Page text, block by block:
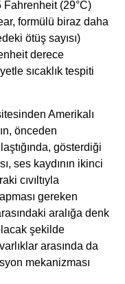
Fahrenheit (29°C)
formülü biraz daha
ötüş sayısı)
derece
sıcaklık tespiti
Amerikalı
önceden
gösterdiği
ses kaydının ikinci
cıvıltıyla
gereken
aralığa denk
şekilde
arasında da
mekanizması